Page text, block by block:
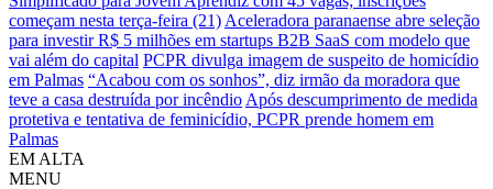
começam nesta terça-feira (21) Aceleradora paranaense abre seleção
para investir R$ 5 milhões em startups B2B SaaS com modelo que
vai além do capital PCPR divulga imagem de suspeito de homicídio
em Palmas “Acabou com os sonhos”, diz irmão da moradora que
teve a casa destruída por incêndio Após descumprimento de medida
protetiva e tentativa de feminicídio, PCPR prende homem em
Palmas
EM ALTA
MENU